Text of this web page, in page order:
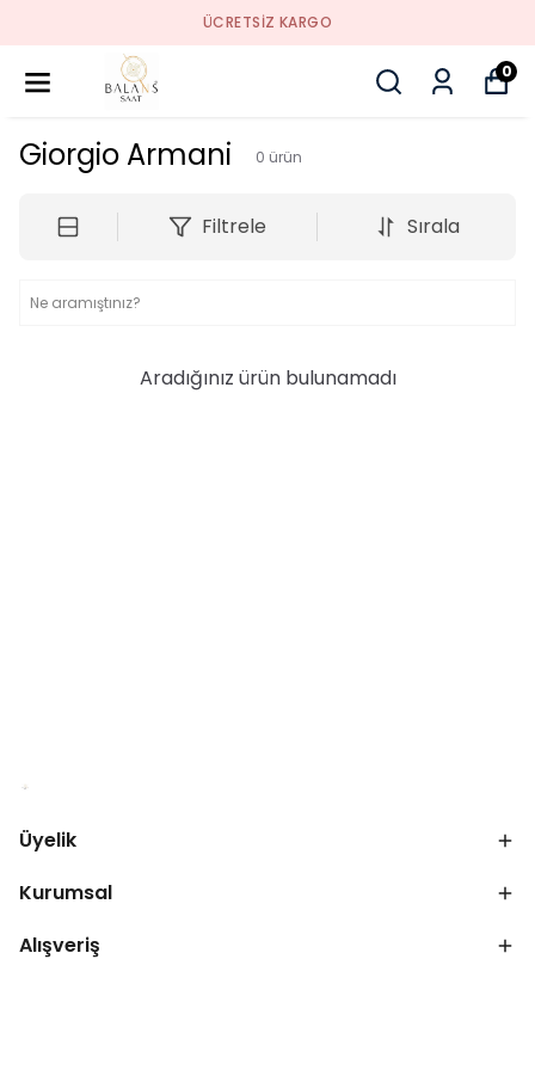
ÜCRETSIZ KARGO
0
Giorgio Armani 0 ürün
Filtrele Sırala
Aradığınız ürün bulunamadı
Üyelik
Kurumsal
Alışveriş